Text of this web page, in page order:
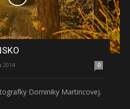
2014 0
Dominiky Martincovej.